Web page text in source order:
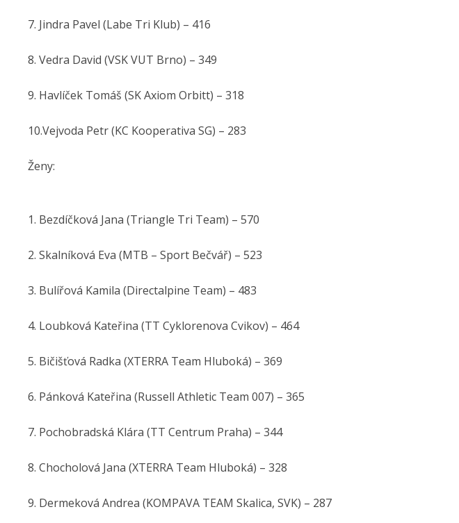
7. Jindra Pavel (Labe Tri Klub) – 416
8. Vedra David (VSK VUT Brno) – 349
9. Havlíček Tomáš (SK Axiom Orbitt) – 318
10.Vejvoda Petr (KC Kooperativa SG) – 283
Ženy:
1. Bezdíčková Jana (Triangle Tri Team) – 570
2. Skalníková Eva (MTB – Sport Bečvář) – 523
3. Bulířová Kamila (Directalpine Team) – 483
4. Loubková Kateřina (TT Cyklorenova Cvikov) – 464
5. Bičišťová Radka (XTERRA Team Hluboká) – 369
6. Pánková Kateřina (Russell Athletic Team 007) – 365
7. Pochobradská Klára (TT Centrum Praha) – 344
8. Chocholová Jana (XTERRA Team Hluboká) – 328
9. Dermeková Andrea (KOMPAVA TEAM Skalica, SVK) – 287